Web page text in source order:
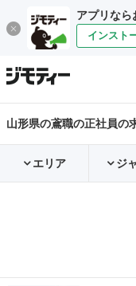
アプリなら
インスト
山形県の鳶職の正社員の
エリア ジ